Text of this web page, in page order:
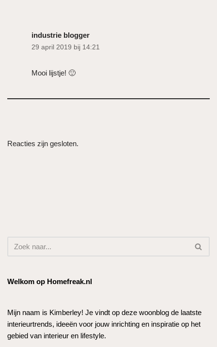
industrie blogger
29 april 2019 bij 14:21
Mooi lijstje! 🙂
Reacties zijn gesloten.
Welkom op Homefreak.nl
Mijn naam is Kimberley! Je vindt op deze woonblog de laatste
interieurtrends, ideeën voor jouw inrichting en inspiratie op het
gebied van interieur en lifestyle.